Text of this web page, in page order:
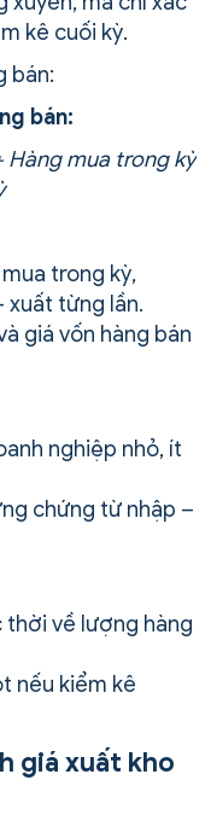
kê cuối kỳ.
bán:
bán:
Hàng mua trong kỳ
trong kỳ,
xuất từng lần.
giá vốn hàng bán
nghiệp nhỏ, ít
chứng từ nhập –
về lượng hàng
nếu kiểm kê
giá xuất kho